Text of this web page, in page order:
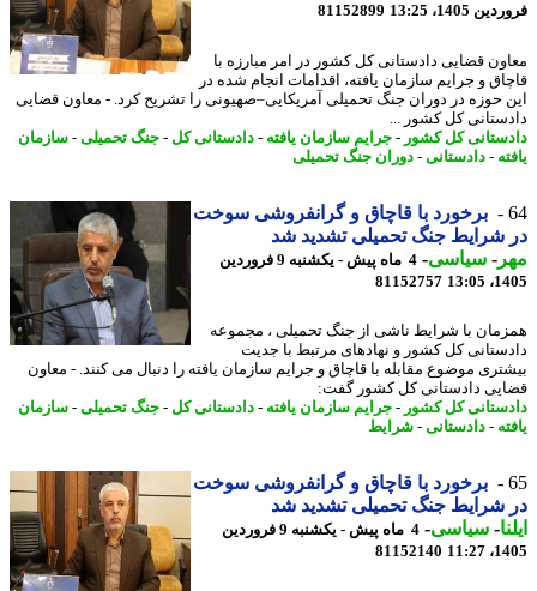
1405، 13:25
81152899
قضایی دادستانی کل کشور در امر مبارزه با
و جرایم سازمان یافته، اقدامات انجام شده در
حوزه در دوران جنگ تحمیلی آمریکایی–صهیونی را تشریح کرد. - معاون قضایی
کل کشور ...
کل کشور-جرایم سازمان یافته -دادستانی کل-جنگ تحمیلی-سازمان
-دادستانی-دوران جنگ تحمیلی
برخورد با قاچاق و گرانفروشی سوخت
شرایط جنگ تحمیلی تشدید شد
-سیاسی-
4 ماه پیش - یکشنبه 9 فروردین
81152757
با شرایط ناشی از جنگ تحمیلی ، مجموعه
کل کشور و نهادهای مرتبط با جدیت
موضوع مقابله با قاچاق و جرایم سازمان یافته را دنبال می کنند. - معاون
دادستانی کل کشور گفت:
کل کشور-جرایم سازمان یافته -دادستانی کل-جنگ تحمیلی-سازمان
-دادستانی-شرایط
برخورد با قاچاق و گرانفروشی سوخت
شرایط جنگ تحمیلی تشدید شد
-سیاسی-
4 ماه پیش - یکشنبه 9 فروردین
81152140